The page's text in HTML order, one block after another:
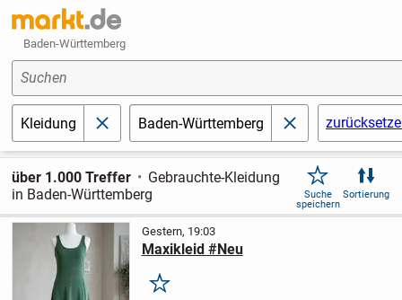
Baden-Württemberg
Suchen
Kleidung schließenBaden-Württemberg schließen
über 1.000 Treffer
Gebrauchte-Kleidung
in Baden-Württemberg
Suche
speichern
Sortierung
Gestern, 19:03
Maxikleid #Neu
Merken